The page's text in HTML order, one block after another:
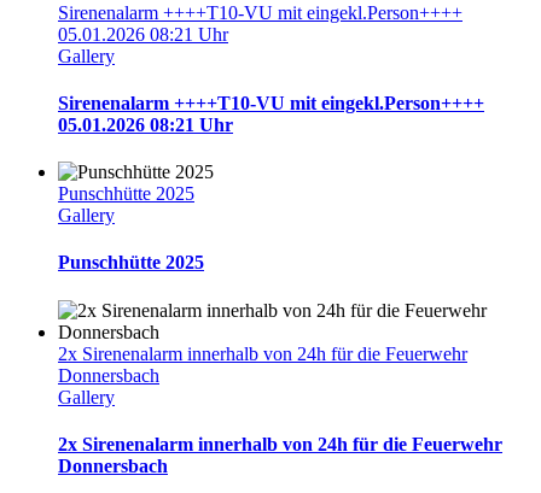
Sirenenalarm ++++T10-VU mit eingekl.Person++++
05.01.2026 08:21 Uhr
Gallery
Sirenenalarm ++++T10-VU mit eingekl.Person++++
05.01.2026 08:21 Uhr
Punschhütte 2025
Gallery
Punschhütte 2025
2x Sirenenalarm innerhalb von 24h für die Feuerwehr
Donnersbach
Gallery
2x Sirenenalarm innerhalb von 24h für die Feuerwehr
Donnersbach